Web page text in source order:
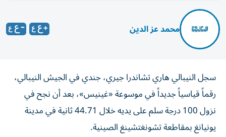
محمد عز الدين
سجل النيبالي هاري تشاندرا جيري، جندي في الجيش النيبالي،
رقماً قياسياً جديداً في موسوعة «غينيس»، بعد أن نجح في
نزول 100 درجة سلم على يديه خلال 44.71 ثانية في مدينة
يونيانغ بمقاطعة تشونغتشينغ الصينية.